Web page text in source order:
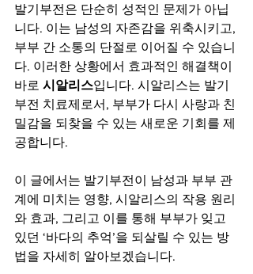
발기부전은 단순히 성적인 문제가 아닙
니다. 이는 남성의 자존감을 위축시키고,
부부 간 소통의 단절로 이어질 수 있습니
다. 이러한 상황에서 효과적인 해결책이
바로 시알리스입니다. 시알리스는 발기
부전 치료제로서, 부부가 다시 사랑과 친
밀감을 되찾을 수 있는 새로운 기회를 제
공합니다.
이 글에서는 발기부전이 남성과 부부 관
계에 미치는 영향, 시알리스의 작용 원리
와 효과, 그리고 이를 통해 부부가 잊고
있던 ‘바다의 추억’을 되살릴 수 있는 방
법을 자세히 알아보겠습니다.